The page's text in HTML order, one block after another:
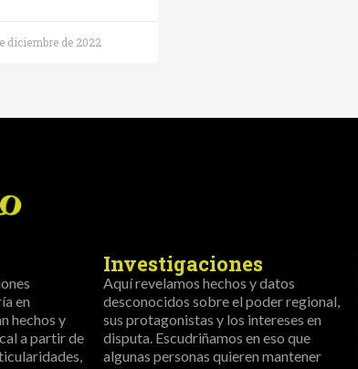
diciembre de 2022
en
hechos y
a partir de
Investigaciones
Aquí revelamos hechos y datos
desconocidos sobre el poder regional,
sus protagonistas y los intereses en
disputa. Escudriñamos en eso que
algunas personas quieren mantener